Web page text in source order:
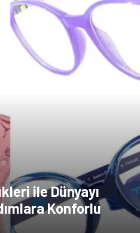
ile Dünyayı
Konforlu